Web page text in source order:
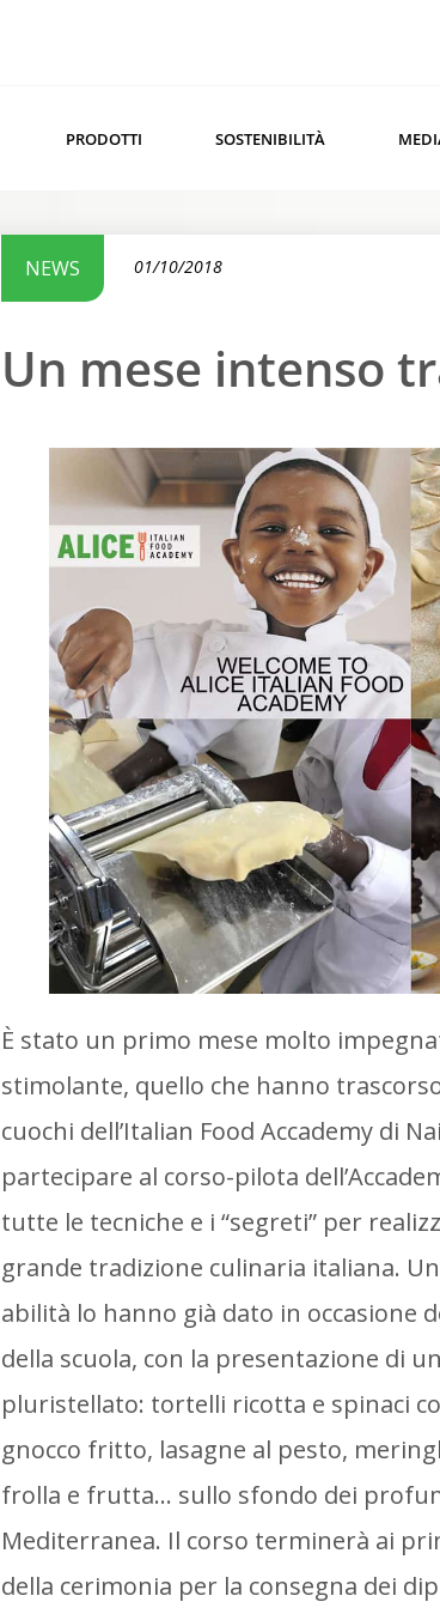
PRODOTTI SOSTENIBILITÀ
NEWS 01/10/2018
Un mese intenso
È stato un primo mese molto
stimolante, quello che hanno
cuochi dell’Italian Food Accademy di
partecipare al corso-pilota
tutte le tecniche e i “segreti” per
grande tradizione culinaria italiana.
abilità lo hanno già dato in occasione
della scuola, con la presentazione di
pluristellato: tortelli ricotta e spinaci
gnocco fritto, lasagne al pesto,
frolla e frutta… sullo sfondo dei
Mediterranea. Il corso terminerà ai
della cerimonia per la consegna dei